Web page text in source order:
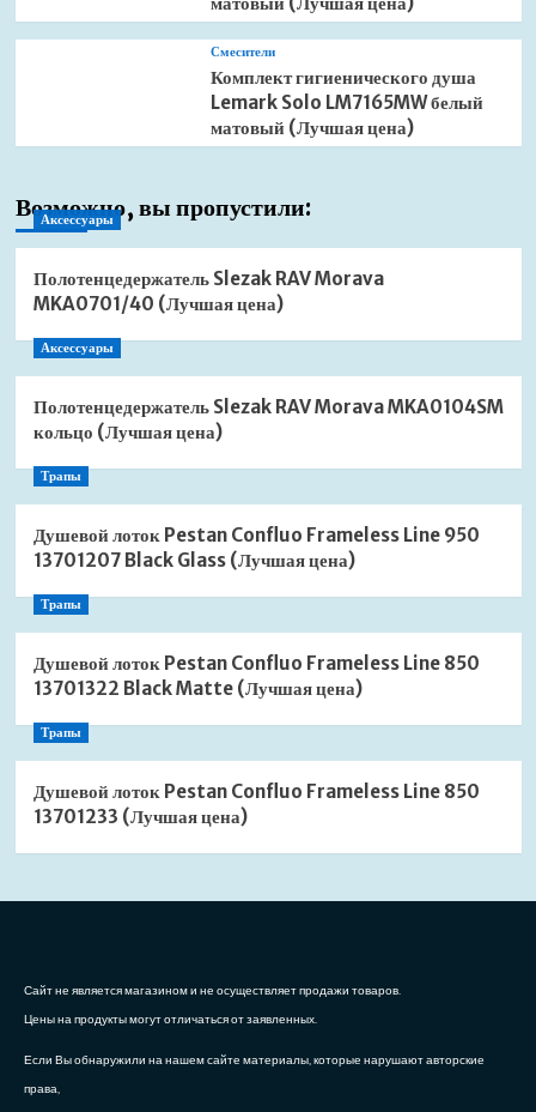
Смесители
Комплект гигиенического душа
Lemark Solo LM7165MW белый
матовый (Лучшая цена)
Возможно, вы пропустили:
Аксессуары
Полотенцедержатель Slezak RAV Morava
MKA0701/40 (Лучшая цена)
Аксессуары
Полотенцедержатель Slezak RAV Morava MKA0104SM
кольцо (Лучшая цена)
Трапы
Душевой лоток Pestan Confluo Frameless Line 950
13701207 Black Glass (Лучшая цена)
Трапы
Душевой лоток Pestan Confluo Frameless Line 850
13701322 Black Matte (Лучшая цена)
Трапы
Душевой лоток Pestan Confluo Frameless Line 850
13701233 (Лучшая цена)
Сайт не является магазином и не осуществляет продажи товаров.
Цены на продукты могут отличаться от заявленных.
Если Вы обнаружили на нашем сайте материалы, которые нарушают авторские
права,